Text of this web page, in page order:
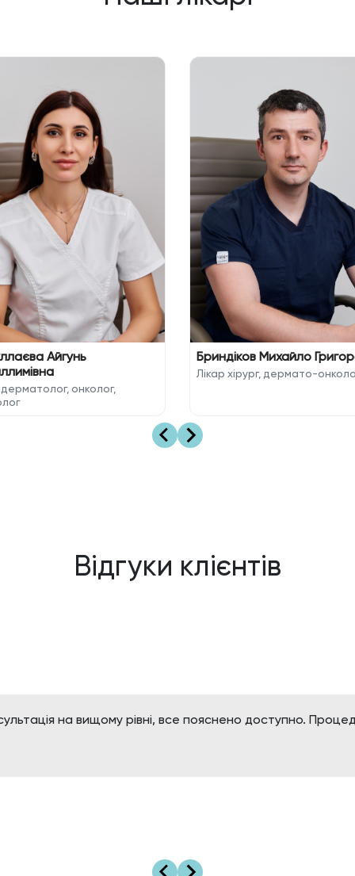
Айгунь
дерматолог, онколог,
Бриндіков Михайло
Лікар хірург, дермато-
Відгуки клієнтів
на вищому рівні, все пояснено доступно.